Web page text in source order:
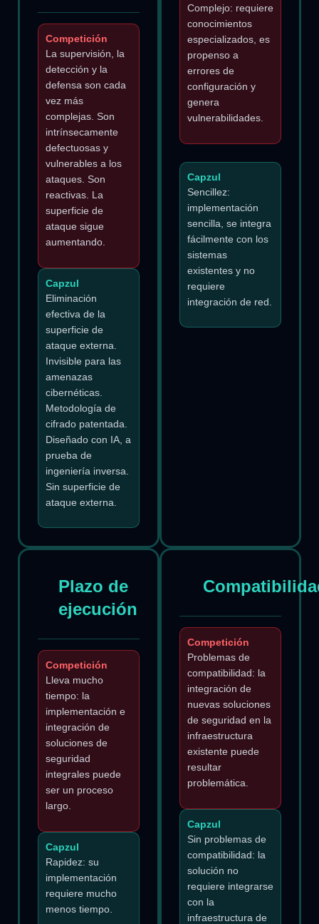
Competición
La supervisión, la
detección y la
defensa son cada
vez más
complejas. Son
intrínsecamente
defectuosas y
vulnerables a los
ataques. Son
reactivas. La
superficie de
ataque sigue
aumentando.
Capzul
Eliminación
efectiva de la
superficie de
ataque externa.
Invisible para las
amenazas
cibernéticas.
Metodología de
cifrado patentada.
Diseñado con IA, a
prueba de
ingeniería inversa.
Sin superficie de
ataque externa.
Complejo: requiere
conocimientos
especializados, es
propenso a
errores de
configuración y
genera
vulnerabilidades.
Capzul
Sencillez:
implementación
sencilla, se integra
fácilmente con los
sistemas
existentes y no
requiere
integración de red.
Plazo de
ejecución
Competición
Lleva mucho
tiempo: la
implementación e
integración de
soluciones de
seguridad
integrales puede
ser un proceso
largo.
Capzul
Rapidez: su
implementación
requiere mucho
menos tiempo.
Competición
Problemas de
compatibilidad: la
integración de
nuevas soluciones
de seguridad en la
infraestructura
existente puede
resultar
problemática.
Capzul
Sin problemas de
compatibilidad: la
solución no
requiere integrarse
con la
infraestructura de